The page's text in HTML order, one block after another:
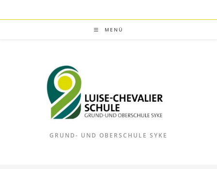
Inhalt
MENÜ
GRUND- UND OBERSCHULE SYKE